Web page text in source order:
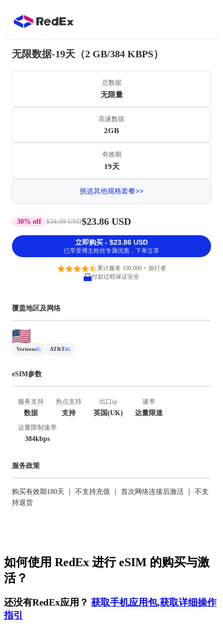
无限数据-19天（2 GB/384 KBPS）
总数据
无限量
高速数据
2GB
有效期
19天
挑选其他规格套餐>>
30% off $34.09 USD$23.86 USD
立即购买 - $23.86 USD
已享受博主粉丝专属优惠，下单立享
累计服务 100,000 + 旅行者
付款过程保证安全
覆盖地区及网络
Verizon4G AT&T4G
eSIM参数
服务支持
数据
热点支持
支持
出口ip
英国(UK)
速率
达量限速
达量限制速率
384kbps
服务政策
购买有效期180天 ｜ 不支持充值 ｜ 首次网络连接后激活 ｜ 不支
持退货
如何使用 RedEx 进行 eSIM 的购买与激
活？
还没有RedEx应用？ 获取手机应用包,获取详细操作
指引